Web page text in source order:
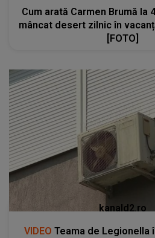
Cum arată Carmen Brumă la
mâncat desert zilnic în
[FOTO]
kanald2.ro
VIDEO Teama de Legionella